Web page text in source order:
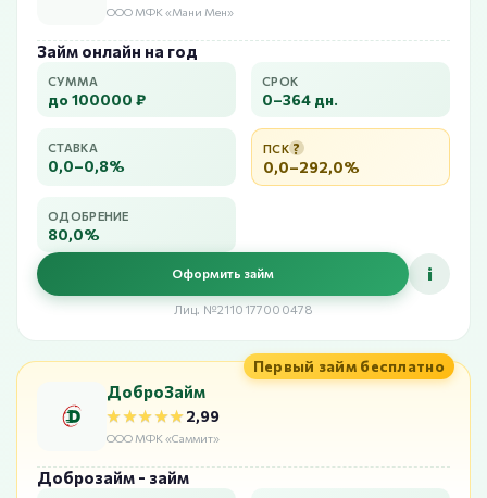
ООО МФК «Мани Мен»
Займ онлайн на год
СУММА
до 100000 ₽
СРОК
0–364 дн.
СТАВКА
0,0–0,8%
ПСК ?
0,0–292,0%
ОДОБРЕНИЕ
80,0%
Оформить займ i
Лиц. №2110177000478
Первый займ бесплатно
ДоброЗайм
★★★★★
★★★★★2,99
ООО МФК «Саммит»
Доброзайм - займ